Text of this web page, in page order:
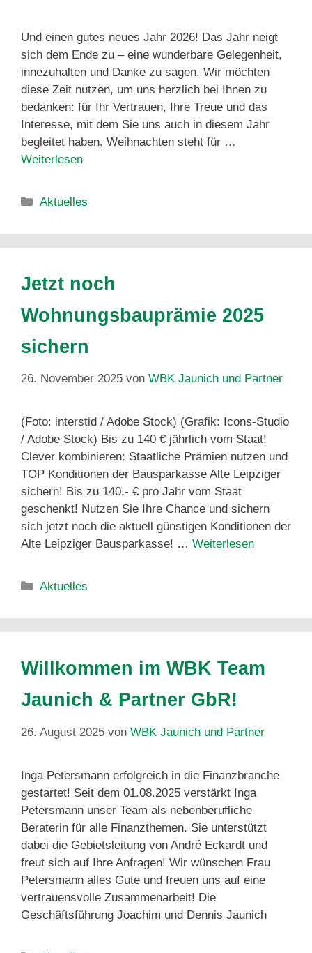
Und einen gutes neues Jahr 2026! Das Jahr neigt
sich dem Ende zu – eine wunderbare Gelegenheit,
innezuhalten und Danke zu sagen. Wir möchten
diese Zeit nutzen, um uns herzlich bei Ihnen zu
bedanken: für Ihr Vertrauen, Ihre Treue und das
Interesse, mit dem Sie uns auch in diesem Jahr
begleitet haben. Weihnachten steht für …
Weiterlesen
Aktuelles
Jetzt noch
Wohnungsbauprämie 2025
sichern
26. November 2025 von WBK Jaunich und Partner
(Foto: interstid / Adobe Stock) (Grafik: Icons-Studio
/ Adobe Stock) Bis zu 140 € jährlich vom Staat!
Clever kombinieren: Staatliche Prämien nutzen und
TOP Konditionen der Bausparkasse Alte Leipziger
sichern! Bis zu 140,- € pro Jahr vom Staat
geschenkt! Nutzen Sie Ihre Chance und sichern
sich jetzt noch die aktuell günstigen Konditionen der
Alte Leipziger Bausparkasse! … Weiterlesen
Aktuelles
Willkommen im WBK Team
Jaunich & Partner GbR!
26. August 2025 von WBK Jaunich und Partner
Inga Petersmann erfolgreich in die Finanzbranche
gestartet! Seit dem 01.08.2025 verstärkt Inga
Petersmann unser Team als nebenberufliche
Beraterin für alle Finanzthemen. Sie unterstützt
dabei die Gebietsleitung von André Eckardt und
freut sich auf Ihre Anfragen! Wir wünschen Frau
Petersmann alles Gute und freuen uns auf eine
vertrauensvolle Zusammenarbeit! Die
Geschäftsführung Joachim und Dennis Jaunich